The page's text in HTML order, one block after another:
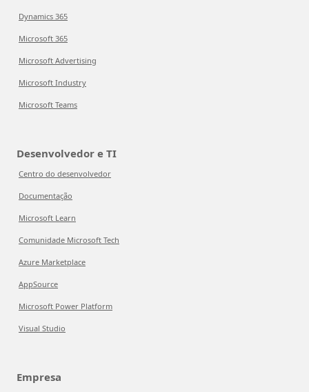
Dynamics 365
Microsoft 365
Microsoft Advertising
Microsoft Industry
Microsoft Teams
Desenvolvedor e TI
Centro do desenvolvedor
Documentação
Microsoft Learn
Comunidade Microsoft Tech
Azure Marketplace
AppSource
Microsoft Power Platform
Visual Studio
Empresa